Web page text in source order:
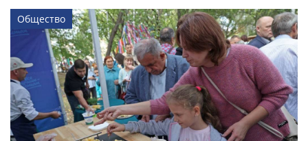
Общество